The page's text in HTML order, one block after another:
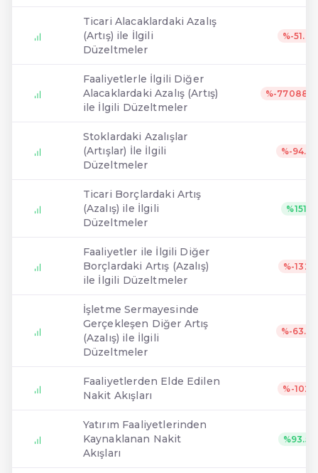
Ticari Alacaklardaki Azalış
(Artış) ile İlgili
Düzeltmeler
%-51.6
Faaliyetlerle İlgili Diğer
Alacaklardaki Azalış (Artış)
ile İlgili Düzeltmeler
%-
Stoklardaki Azalışlar
(Artışlar) İle İlgili
Düzeltmeler
%-94.3
Ticari Borçlardaki Artış
(Azalış) ile İlgili
Düzeltmeler
%151
Faaliyetler ile İlgili Diğer
Borçlardaki Artış (Azalış)
ile İlgili Düzeltmeler
%-132
İşletme Sermayesinde
Gerçekleşen Diğer Artış
(Azalış) ile İlgili
Düzeltmeler
%-63.3
Faaliyetlerden Elde Edilen
Nakit Akışları
%-102
Yatırım Faaliyetlerinden
Kaynaklanan Nakit
Akışları
%93.5